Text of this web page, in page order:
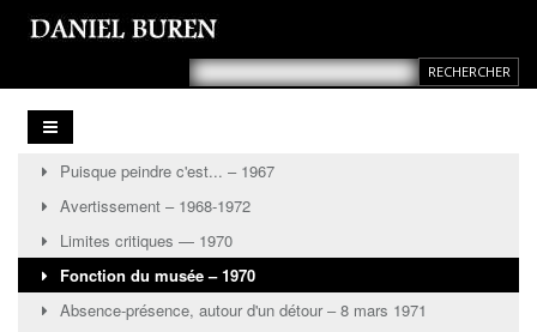
Puisque peindre c'est... – 1967
Avertissement – 1968-1972
Limites critiques — 1970
Fonction du musée – 1970
Absence-présence, autour d'un détour ‒ 8 mars 1971